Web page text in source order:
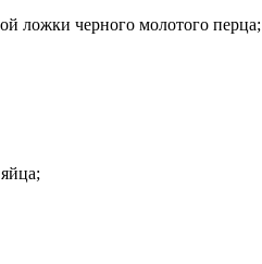
черного молотого